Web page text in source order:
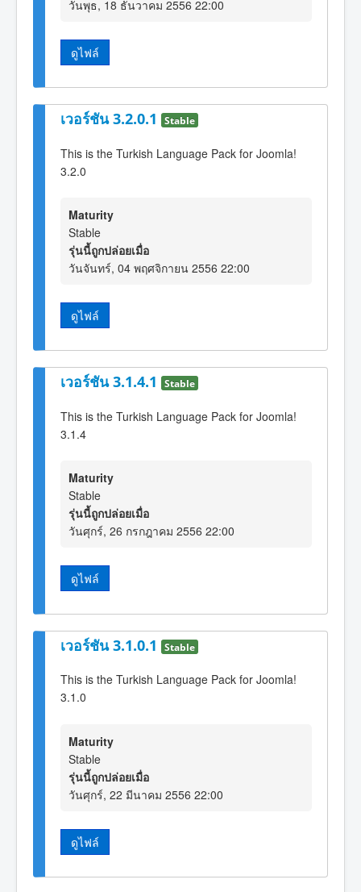
วันพุธ, 18 ธันวาคม 2556 22:00
ดูไฟล์
เวอร์ชัน 3.2.0.1 Stable
This is the Turkish Language Pack for Joomla!
3.2.0
Maturity
Stable
รุ่นนี้ถูกปล่อยเมื่อ
วันจันทร์, 04 พฤศจิกายน 2556 22:00
ดูไฟล์
เวอร์ชัน 3.1.4.1 Stable
This is the Turkish Language Pack for Joomla!
3.1.4
Maturity
Stable
รุ่นนี้ถูกปล่อยเมื่อ
วันศุกร์, 26 กรกฎาคม 2556 22:00
ดูไฟล์
เวอร์ชัน 3.1.0.1 Stable
This is the Turkish Language Pack for Joomla!
3.1.0
Maturity
Stable
รุ่นนี้ถูกปล่อยเมื่อ
วันศุกร์, 22 มีนาคม 2556 22:00
ดูไฟล์